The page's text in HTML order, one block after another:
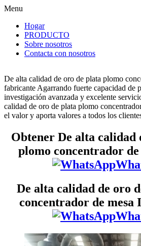
Menu
Hogar
PRODUCTO
Sobre nosotros
Contacta con nosotros
De alta calidad de oro de plata plomo
fabricante Agarrando fuerte capacidad de
investigación avanzada y excelente
calidad de oro de plata plomo
el valor y aporta valores a todos los
Obtener De alta calidad
plomo concentrador
De alta calidad de oro
concentrador de mesa